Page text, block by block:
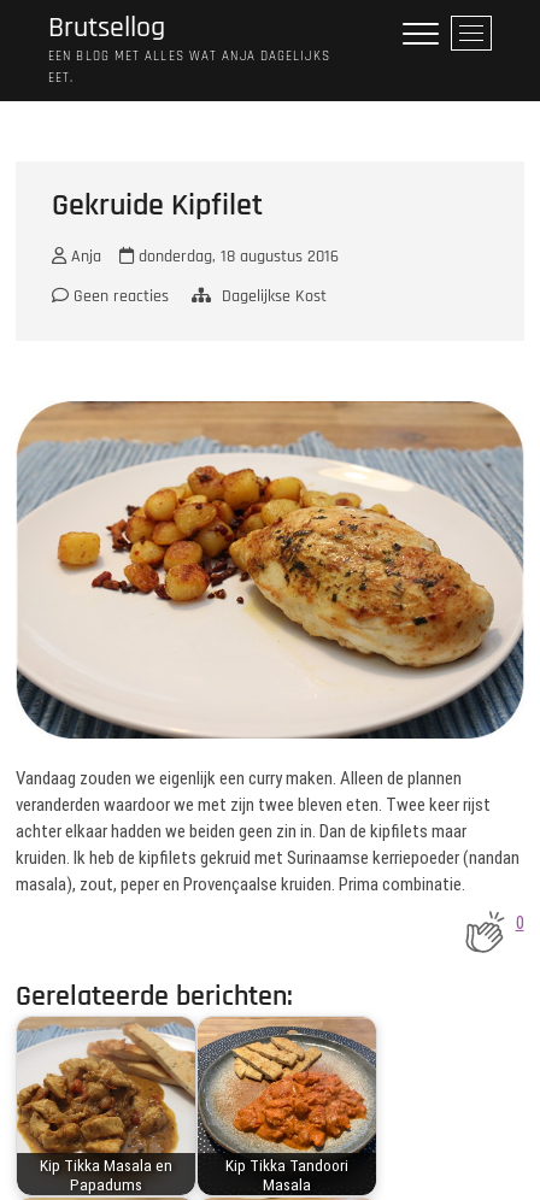
Brutsellog
EEN BLOG MET ALLES WAT ANJA DAGELIJKS
EET.
M
e
Gekruide Kipfilet
Anja
donderdag, 18 augustus 2016
Geen reacties
Dagelijkse Kost
Vandaag zouden we eigenlijk een curry maken. Alleen de plannen
veranderden waardoor we met zijn twee bleven eten. Twee keer rijst
achter elkaar hadden we beiden geen zin in. Dan de kipfilets maar
kruiden. Ik heb de kipfilets gekruid met Surinaamse kerriepoeder (nandan
masala), zout, peper en Provençaalse kruiden. Prima combinatie.
0
Gerelateerde berichten:
Kip Tikka Masala en
Papadums
Kip Tikka Tandoori
Masala